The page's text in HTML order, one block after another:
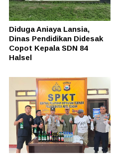
Diduga Aniaya Lansia,
Dinas Pendidikan Didesak
Copot Kepala SDN 84
Halsel